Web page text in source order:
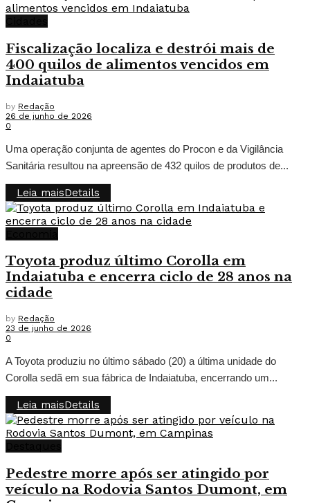
Fiscalização localiza e destrói mais de
400 quilos de alimentos vencidos em
Indaiatuba
by Redação
26 de junho de 2026
0
Uma operação conjunta de agentes do Procon e da Vigilância
Sanitária resultou na apreensão de 432 quilos de produtos de...
Leia maisDetails
Toyota produz último Corolla em
Indaiatuba e encerra ciclo de 28 anos na
cidade
by Redação
23 de junho de 2026
0
A Toyota produziu no último sábado (20) a última unidade do
Corolla sedã em sua fábrica de Indaiatuba, encerrando um...
Leia maisDetails
Pedestre morre após ser atingido por
veículo na Rodovia Santos Dumont, em